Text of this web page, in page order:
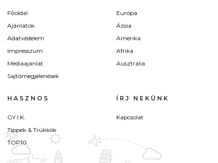
Főoldal
Ajánlatok
Adatvédelem
Impresszum
Médiaajánlat
Sajtómegjelenések
Európa
Ázsia
Amerika
Afrika
Ausztrália
HASZNOS
GY.I.K.
Tippek & Trükkök
TOP10
ÍRJ NEKÜNK
Kapcsolat